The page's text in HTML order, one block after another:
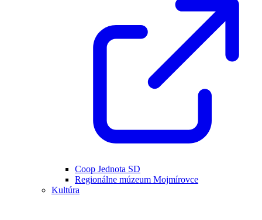
Coop Jednota SD
Regionálne múzeum Mojmírovce
Kultúra